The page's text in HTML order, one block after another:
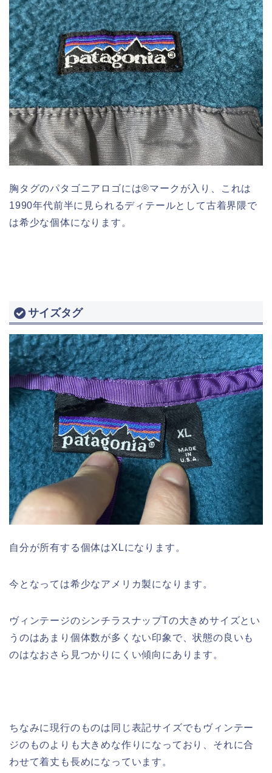
胸タグのパタゴニアロゴには®️マークが入り、これは
1990年代前半に見られるディテールとして古着界隈で
は希少な個体になります。
サイズタグ
自分が所有する個体はXLになります。
今となっては希少なアメリカ製になります。
ヴィンテージのシンチラスナップTの大きめサイズとい
うのはあまり個体数が多くない印象で、状態の良いも
のはなおさら見つかりにくい傾向にあります。
ちなみに現行のものは同じ表記サイズでもヴィンテー
ジのものよりも大きめな作りになっており、それに合
わせて着丈も長めになっています。